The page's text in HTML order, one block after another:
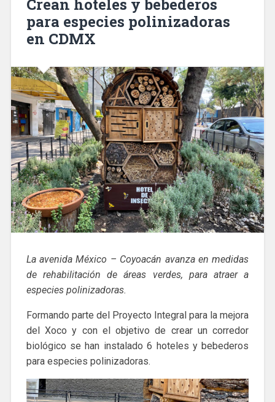
Crean hoteles y bebederos
para especies polinizadoras
en CDMX
La avenida México – Coyoacán avanza en medidas
de rehabilitación de áreas verdes, para atraer a
especies polinizadoras.
Formando parte del Proyecto Integral para la mejora
del Xoco y con el objetivo de crear un corredor
biológico se han instalado 6 hoteles y bebederos
para especies polinizadoras.